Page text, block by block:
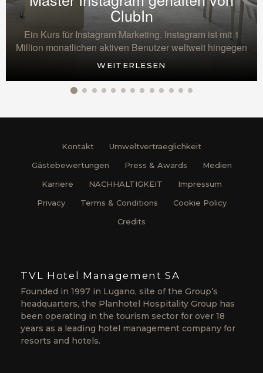
ClubIn
Ein Kurs für Instagram Marketing. Instagram ist mit 1
Million monatlichen aktiven Benutzer weltweit hingegen
WEITERLESEN
Kontakt
Umweltvertraeglichkeit
Gästebewertungen
Press & Awards
Medien
Karriere
NACHHALTIGKEIT
Impressum
Privacy
Terms & Conditions
Cookie Policy
Credits
TVL Hotel Management SA
Founded in 1997 in Lugano, site of the Group’s
headquarters, the Planhotel Hospitality Group has
been operating in the tourism sector for over 18
years as a leading hotel management company for
resorts and hotels.